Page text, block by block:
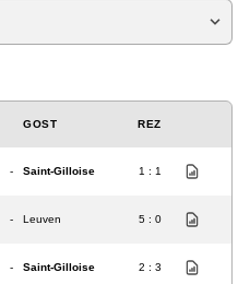
GOST REZ
- Saint-Gilloise 1 : 1
- Leuven 5 : 0
- Saint-Gilloise 2 : 3